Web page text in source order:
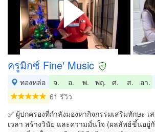
ครูมิกซ์ Fine' Music
ทองหล่อ จ. อ. พ. พฤ. ศ. ส. อา.
61 รีวิว
✅ ผู้ปกครองที่กำลังมองหากิจกรรมเสริมทักษะ เ
เวลา สร้างวินัย และความมั่นใจ (ผลลัพธ์ขึ้นอยู่